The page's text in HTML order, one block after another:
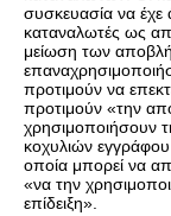
συσκευασία να έχε
καταναλωτές ως
μείωση των
προτιμούν να
προτιμούν «την
χρησιμοποιήσουν
κοχυλιών
οποία μπορεί να
«να την
επίδειξη».